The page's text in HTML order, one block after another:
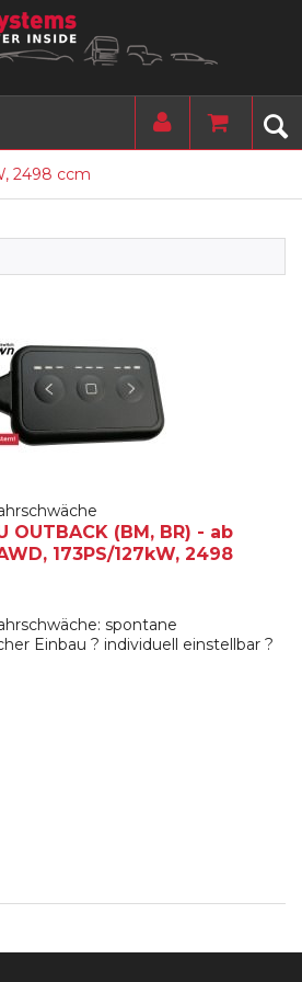
2498 ccm
OUTBACK (BM, BR) - ab
173PS/127kW, 2498
spontane
Einbau ? individuell einstellbar ?